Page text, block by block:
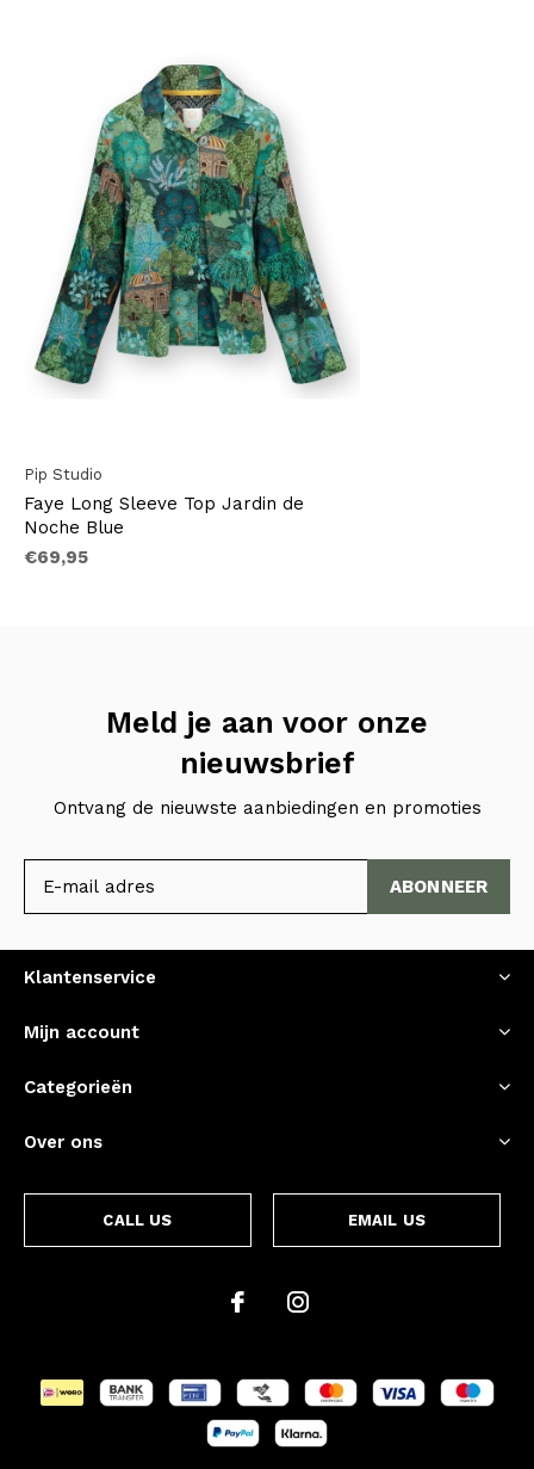
Pip Studio
Faye Long Sleeve Top Jardin de
Noche Blue
€69,95
Meld je aan voor onze
nieuwsbrief
Ontvang de nieuwste aanbiedingen en promoties
ABONNEER
Klantenservice
Mijn account
Categorieën
Over ons
CALL US EMAIL US